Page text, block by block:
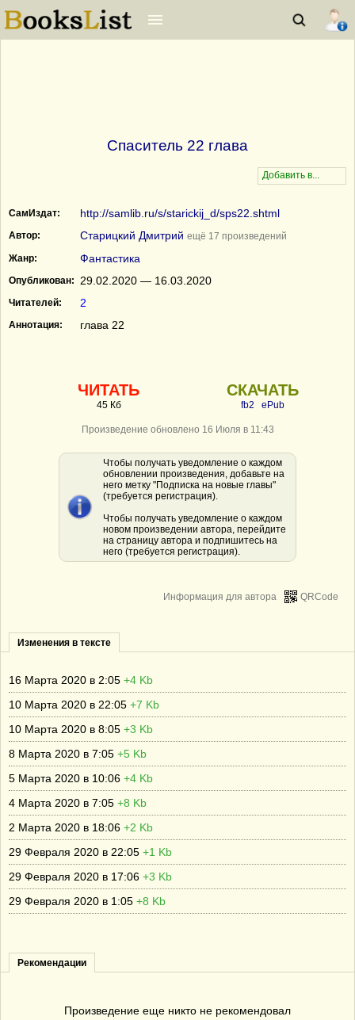
Спаситель 22 глава
СамИздат: http://samlib.ru/s/starickij_d/sps22.shtml
Автор: Старицкий Дмитрий ещё 17 произведений
Жанр:
Фантастика
Опубликован: 29.02.2020 — 16.03.2020
Читателей: 2
Аннотация: глава 22
ЧИТАТЬ
45 Кб
СКАЧАТЬ
fb2 ePub
Произведение обновлено 16 Июля в 11:43
Чтобы получать уведомление о каждом
обновлении произведения, добавьте на
него метку "Подписка на новые главы"
(требуется регистрация).
Чтобы получать уведомление о каждом
новом произведении автора, перейдите
на страницу автора и подпишитесь на
него (требуется регистрация).
QRCode
Информация для автора
Изменения в тексте
16 Марта 2020 в 2:05 +4 Kb
10 Марта 2020 в 22:05 +7 Kb
10 Марта 2020 в 8:05 +3 Kb
8 Марта 2020 в 7:05 +5 Kb
5 Марта 2020 в 10:06 +4 Kb
4 Марта 2020 в 7:05 +8 Kb
2 Марта 2020 в 18:06 +2 Kb
29 Февраля 2020 в 22:05 +1 Kb
29 Февраля 2020 в 17:06 +3 Kb
29 Февраля 2020 в 1:05 +8 Kb
Рекомендации
Произведение еще никто не рекомендовал